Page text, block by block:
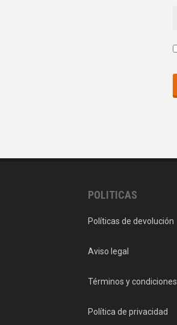
POLITICAS
Políticas de devolución
Aviso legal
Términos y condiciones
Política de privacidad